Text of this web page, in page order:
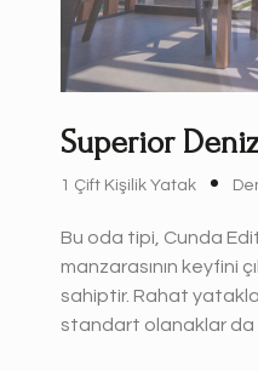
Superior
1 Çift Kişilik Yatak
Bu oda tipi, Cunda
manzarasının keyfini
sahiptir. Rahat
standart olanaklar da